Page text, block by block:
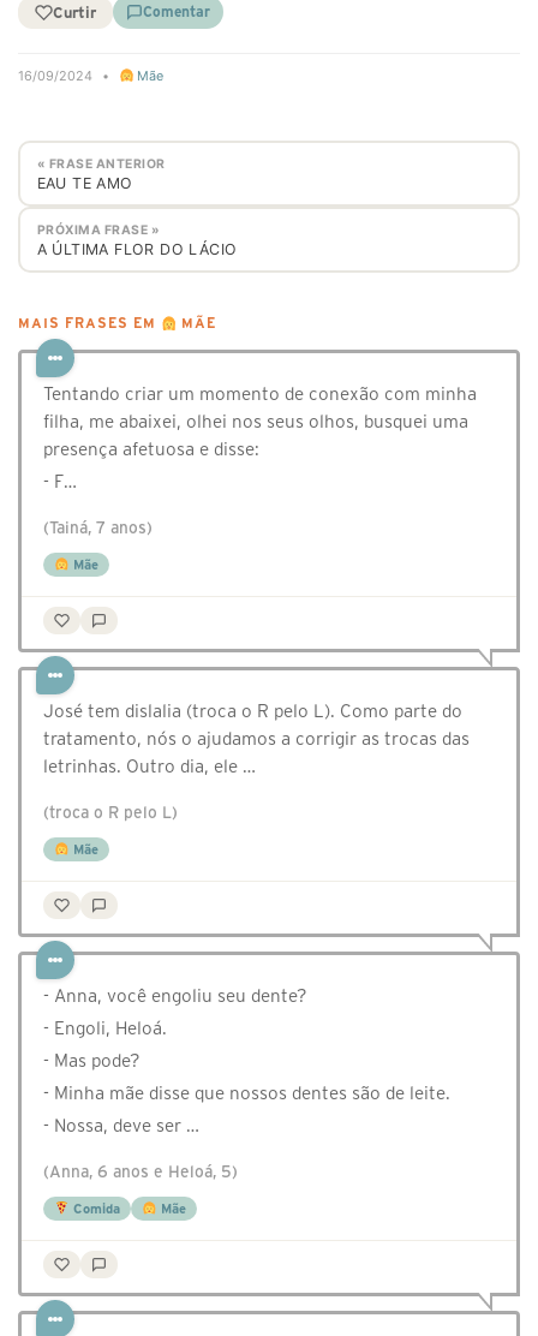
Curtir Comentar
16/09/2024 • Mãe
« FRASE ANTERIOR
EAU TE AMO
PRÓXIMA FRASE »
A ÚLTIMA FLOR DO LÁCIO
MAIS FRASES EM MÃE
Tentando criar um momento de conexão com minha
filha, me abaixei, olhei nos seus olhos, busquei uma
presença afetuosa e disse:
- F…
(Tainá, 7 anos)
Mãe
José tem dislalia (troca o R pelo L). Como parte do
tratamento, nós o ajudamos a corrigir as trocas das
letrinhas. Outro dia, ele …
(troca o R pelo L)
Mãe
- Anna, você engoliu seu dente?
- Engoli, Heloá.
- Mas pode?
- Minha mãe disse que nossos dentes são de leite.
- Nossa, deve ser …
(Anna, 6 anos e Heloá, 5)
Comida Mãe